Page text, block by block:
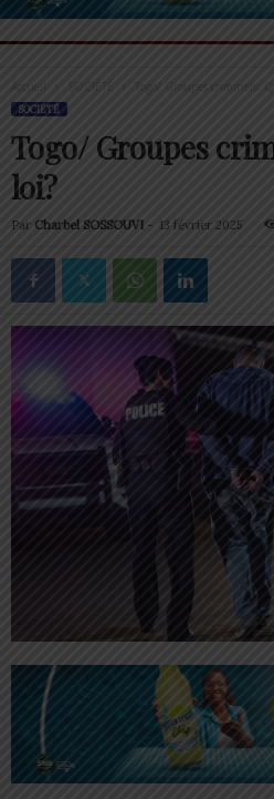
Accueil Togo/ Groupes criminels:
SOCIÉTÉ
Togo/ Groupes
loi?
Par Charbel SOSSOUVI - 13 février 2025